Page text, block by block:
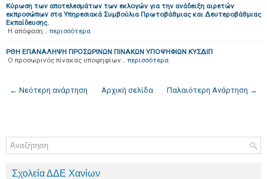
Κύρωση των αποτελεσμάτων των εκλογών για την ανάδειξη αιρετών
εκπροσώπων στα Υπηρεσιακά Συμβούλια Πρωτοβάθμιας και Δευτεροβάθμιας
Εκπαίδευσης.
H απόφαση… περισσότερα
ΡΘΗ ΕΠΑΝΑΛΗΨΗ ΠΡΟΣΩΡΙΝΩΝ ΠΙΝΑΚΩΝ ΥΠΟΨΗΦΙΩΝ ΚΥΣΔΙΠ
O προσωρινός πίνακας υποψηφίων… περισσότερα
← Νεότερη ανάρτηση Παλαιότερη Ανάρτηση →
Αρχική σελίδα
Σχολεία ΔΔΕ Χανίων